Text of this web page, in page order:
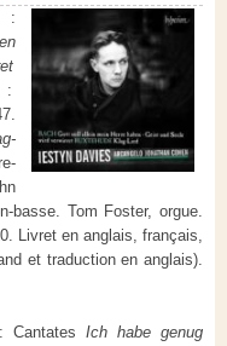
:
:
basse. Tom Foster, orgue.
Livret en anglais, français,
et traduction en anglais).
Cantates Ich habe genug